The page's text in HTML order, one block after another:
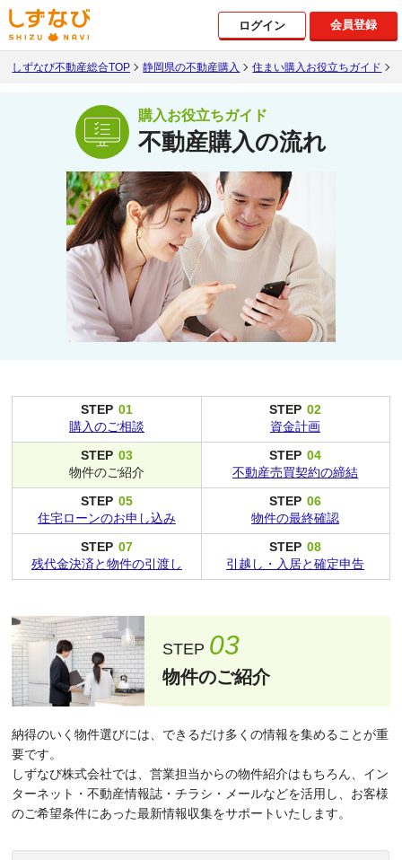
ログイン 会員登録
しずなび不動産総合TOP 静岡県の不動産購入 住まい購入お役立ちガイド
購入お役立ちガイド
不動産購入の流れ
STEP 01
購入のご相談
STEP 02
資金計画
STEP 03
物件のご紹介
STEP 04
不動産売買契約の締結
STEP 05
住宅ローンのお申し込み
STEP 06
物件の最終確認
STEP 07
残代金決済と物件の引渡し
STEP 08
引越し・入居と確定申告
STEP 03
物件のご紹介
納得のいく物件選びには、できるだけ多くの情報を集めることが重
要です。
しずなび株式会社では、営業担当からの物件紹介はもちろん、イン
ターネット・不動産情報誌・チラシ・メールなどを活用し、お客様
のご希望条件にあった最新情報収集をサポートいたします。